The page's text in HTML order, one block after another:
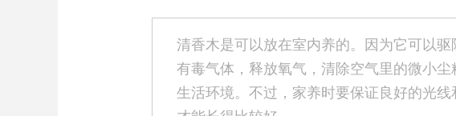
清香木是可以放在室内养的。因为它可以
有毒气体，释放氧气，清除空气里的微小
生活环境。不过，家养时要保证良好的光